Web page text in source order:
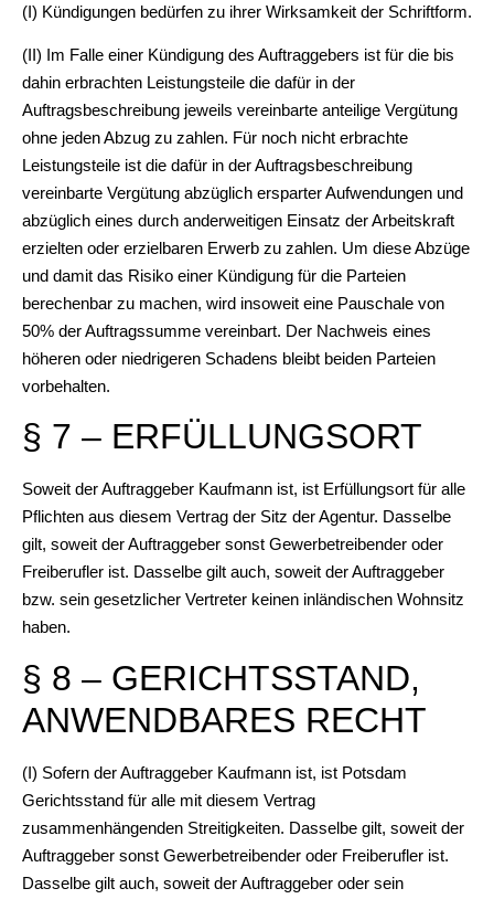
(I) Kündigungen bedürfen zu ihrer Wirksamkeit der Schriftform.
(II) Im Falle einer Kündigung des Auftraggebers ist für die bis
dahin erbrachten Leistungsteile die dafür in der
Auftragsbeschreibung jeweils vereinbarte anteilige Vergütung
ohne jeden Abzug zu zahlen. Für noch nicht erbrachte
Leistungsteile ist die dafür in der Auftragsbeschreibung
vereinbarte Vergütung abzüglich ersparter Aufwendungen und
abzüglich eines durch anderweitigen Einsatz der Arbeitskraft
erzielten oder erzielbaren Erwerb zu zahlen. Um diese Abzüge
und damit das Risiko einer Kündigung für die Parteien
berechenbar zu machen, wird insoweit eine Pauschale von
50% der Auftragssumme vereinbart. Der Nachweis eines
höheren oder niedrigeren Schadens bleibt beiden Parteien
vorbehalten.
§ 7 – ERFÜLLUNGSORT
Soweit der Auftraggeber Kaufmann ist, ist Erfüllungsort für alle
Pflichten aus diesem Vertrag der Sitz der Agentur. Dasselbe
gilt, soweit der Auftraggeber sonst Gewerbetreibender oder
Freiberufler ist. Dasselbe gilt auch, soweit der Auftraggeber
bzw. sein gesetzlicher Vertreter keinen inländischen Wohnsitz
haben.
§ 8 – GERICHTSSTAND,
ANWENDBARES RECHT
(I) Sofern der Auftraggeber Kaufmann ist, ist Potsdam
Gerichtsstand für alle mit diesem Vertrag
zusammenhängenden Streitigkeiten. Dasselbe gilt, soweit der
Auftraggeber sonst Gewerbetreibender oder Freiberufler ist.
Dasselbe gilt auch, soweit der Auftraggeber oder sein